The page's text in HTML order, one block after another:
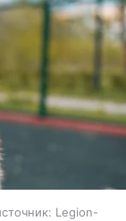
Legion-